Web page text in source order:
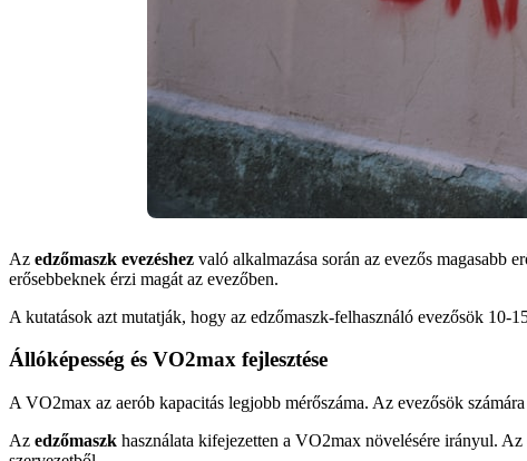
Az edzőmaszk evezéshez való alkalmazása során az evezős magasabb
erősebbeknek érzi magát az evezőben.
A kutatások azt mutatják, hogy az edzőmaszk-felhasználó evezősök
Állóképesség és VO2max fejlesztése
A VO2max az aerób kapacitás legjobb mérőszáma. Az evezősök
Az edzőmaszk használata kifejezetten a VO2max növelésére irányul.